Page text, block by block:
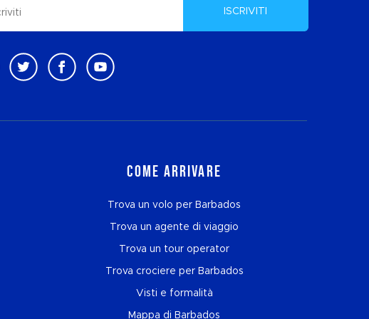
ISCRIVITI
Come arrivare
Trova un volo per Barbados
Trova un agente di viaggio
Trova un tour operator
Trova crociere per Barbados
Visti e formalità
Mappa di Barbados